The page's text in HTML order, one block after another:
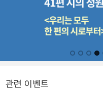
관련 이벤트